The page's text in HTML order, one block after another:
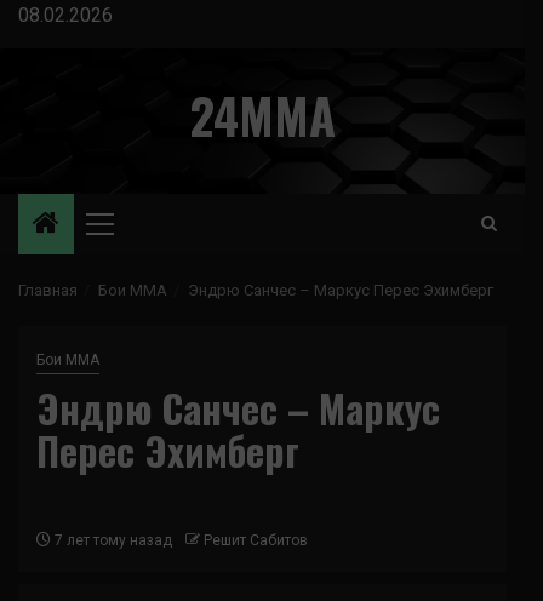
Перейти
08.02.2026
24MMA
Основное
Главная Бои ММА Эндрю Санчес – Маркус Перес Эхимберг
Бои ММА
Эндрю Санчес – Маркус
Перес Эхимберг
7 лет тому назад Решит Сабитов